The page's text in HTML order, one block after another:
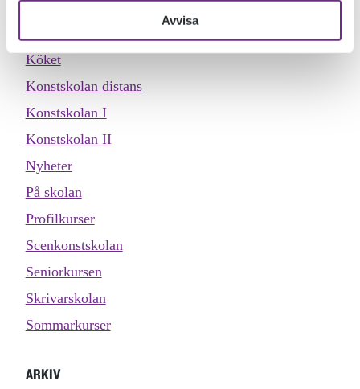
Avvisa
Evenemang
Köket
Konstskolan distans
Konstskolan I
Konstskolan II
Nyheter
På skolan
Profilkurser
Scenkonstskolan
Seniorkursen
Skrivarskolan
Sommarkurser
ARKIV